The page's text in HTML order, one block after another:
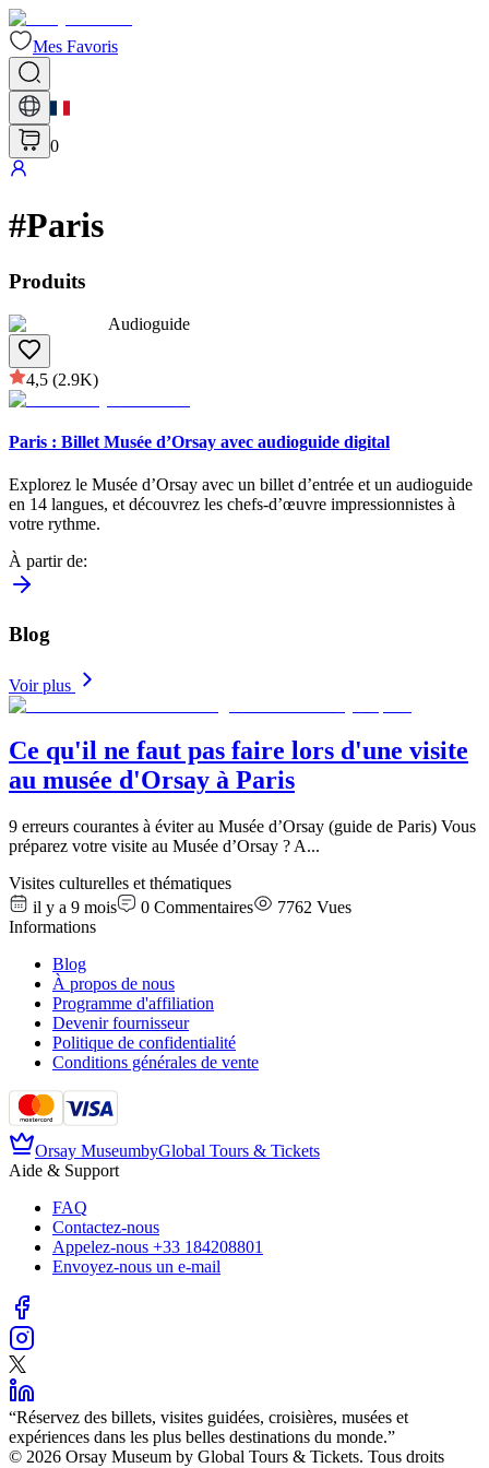
Mes Favoris
0
#Paris
Produits
Audioguide
4,5 (2.9K)
Paris : Billet Musée d’Orsay avec audioguide digital
Explorez le Musée d’Orsay avec un billet d’entrée et un audioguide
en 14 langues, et découvrez les chefs-d’œuvre impressionnistes à
votre rythme.
À partir de:
Blog
Voir plus
Ce qu'il ne faut pas faire lors d'une visite
au musée d'Orsay à Paris
9 erreurs courantes à éviter au Musée d’Orsay (guide de Paris) Vous
préparez votre visite au Musée d’Orsay ? A...
Visites culturelles et thématiques
il y a 9 mois
0 Commentaires 7762 Vues
Informations
Blog
À propos de nous
Programme d'affiliation
Devenir fournisseur
Politique de confidentialité
Conditions générales de vente
Orsay MuseumbyGlobal Tours & Tickets
Aide & Support
FAQ
Contactez-nous
Appelez-nous +33 184208801
Envoyez-nous un e-mail
“Réservez des billets, visites guidées, croisières, musées et
expériences dans les plus belles destinations du monde.”
©️ 2026 Orsay Museum by Global Tours & Tickets. Tous droits